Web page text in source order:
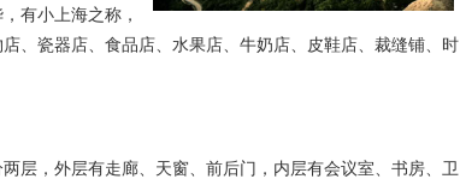
有小上海之称，
、瓷器店、食品店、水果店、牛奶店、皮鞋店、裁缝铺、时
，外层有走廊、天窗、前后门，内层有会议室、书房、卫